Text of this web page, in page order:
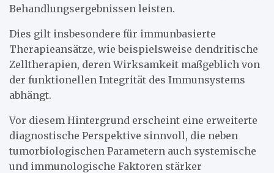
Behandlungsergebnissen leisten.
Dies gilt insbesondere für immunbasierte
Therapieansätze, wie beispielsweise dendritische
Zelltherapien, deren Wirksamkeit maßgeblich von
der funktionellen Integrität des Immunsystems
abhängt.
Vor diesem Hintergrund erscheint eine erweiterte
diagnostische Perspektive sinnvoll, die neben
tumorbiologischen Parametern auch systemische
und immunologische Faktoren stärker